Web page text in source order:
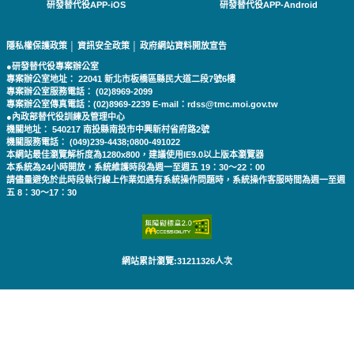
研發替代役APP-iOS 研發替代役APP-Android
隱私權保護政策 資訊安全政策 政府網站資料開放宣告
●研發替代役專案辦公室
專案辦公室地址： 22041 新北市板橋區縣民大道二段7號6樓
專案辦公室服務電話： (02)8969-2099
專案辦公室傳真電話：(02)8969-2239 E-mail：rdss@tmc.moi.gov.tw
●內政部替代役訓練及管理中心
機關地址： 540217 南投縣南投市中興新村省府路2號
機關服務電話： (049)239-4438;0800-491022
本網站最佳瀏覽解析度為1280x800，建議使用IE9.0以上版本瀏覽器
本系統為24小時開放，系統維護時段為週一至週五 19：30～22：00
請儘量避免於此時段執行線上作業如遇有系統操作問題時，系統操作客服時間為週一至週
五 8：30～17：30
網站累計瀏覽:31211326人次